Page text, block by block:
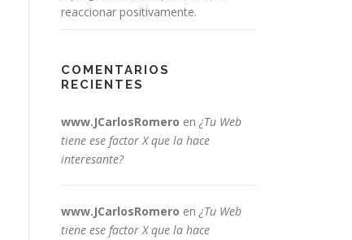
reaccionar positivamente.
COMENTARIOS
RECIENTES
www.JCarlosRomero en ¿Tu Web
tiene ese factor X que la hace
interesante?
www.JCarlosRomero en ¿Tu Web
tiene ese factor X que la hace